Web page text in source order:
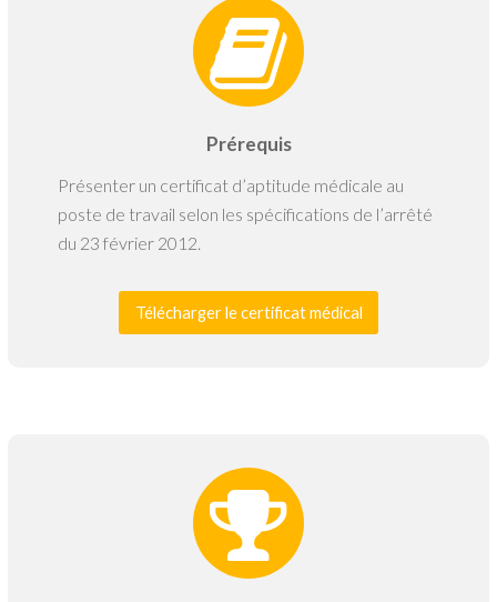
Prérequis
Présenter un certificat d’aptitude médicale au
poste de travail selon les spécifications de l’arrêté
du 23 février 2012.
Télécharger le certificat médical